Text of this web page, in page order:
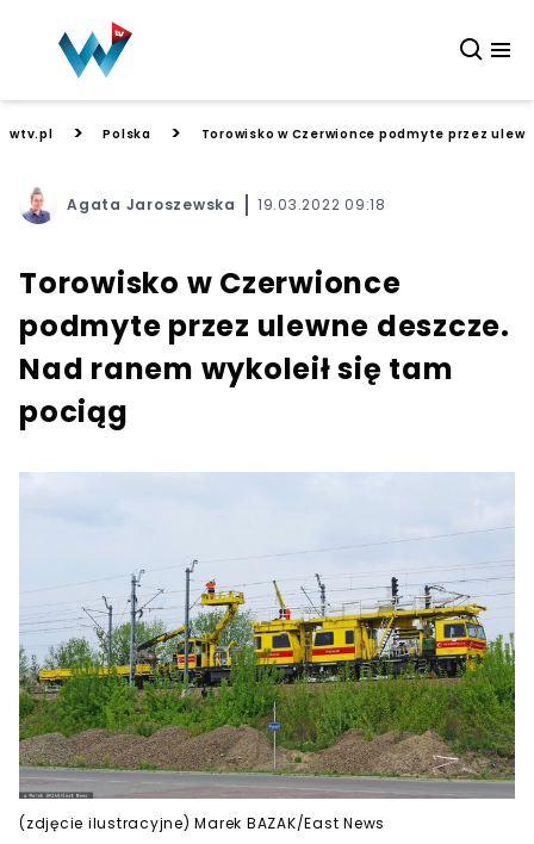
wtv.pl > Polska > Torowisko w Czerwionce podmyte przez
Agata Jaroszewska 19.03.2022 09:18
Torowisko w Czerwionce
podmyte przez ulewne deszcze.
Nad ranem wykoleił się tam
pociąg
(zdjęcie ilustracyjne) Marek BAZAK/East News